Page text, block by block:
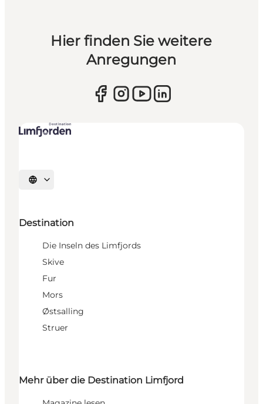
Hier finden Sie weitere
Anregungen
Sprache auswählen
Destination
Die Inseln des Limfjords
Skive
Fur
Mors
Østsalling
Struer
Mehr über die Destination Limfjord